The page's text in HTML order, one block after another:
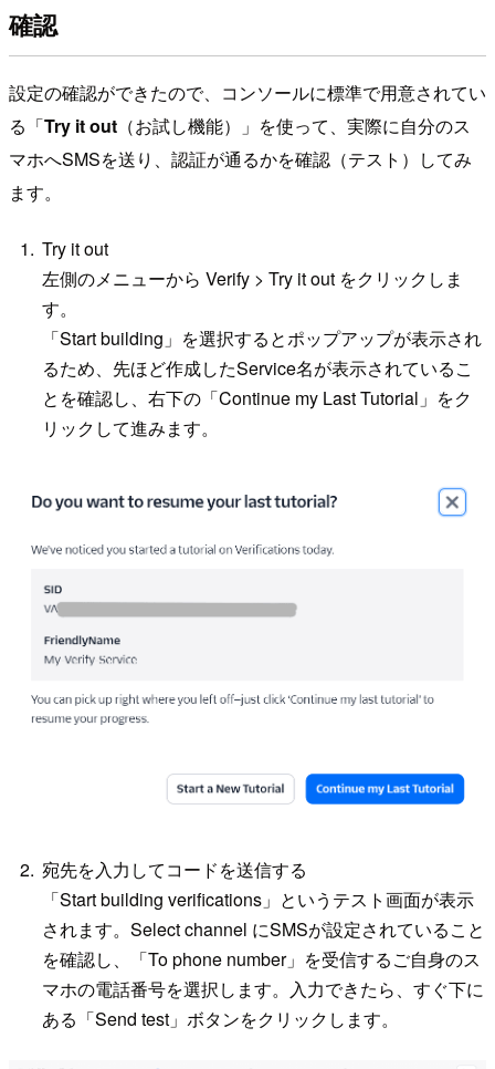
確認
設定の確認ができたので、コンソールに標準で用意されてい
る「Try it out （お試し機能）」を使って、実際に自分のス
マホへSMSを送り、認証が通るかを確認（テスト）してみ
ます。
Try it out
左側のメニューから Verify > Try it out をクリックしま
す。
「Start building」を選択するとポップアップが表示され
るため、先ほど作成したService名が表示されているこ
とを確認し、右下の「Continue my Last Tutorial」をク
リックして進みます。
宛先を入力してコードを送信する
「Start building verifications」というテスト画面が表示
されます。Select channel にSMSが設定されていること
を確認し、「To phone number」を受信するご自身のス
マホの電話番号を選択します。入力できたら、すぐ下に
ある「Send test」ボタンをクリックします。